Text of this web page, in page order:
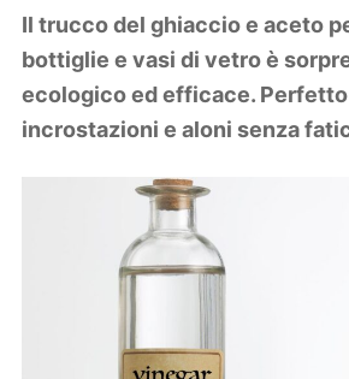
Viaggi
Zodiaco
Il trucco del ghiaccio e aceto
bottiglie e vasi di vetro è
ecologico ed efficace.
incrostazioni e aloni senza